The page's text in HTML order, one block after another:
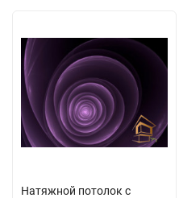
Натяжной потолок с